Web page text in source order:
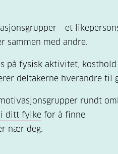
- et
sammen med andre.
på fysisk aktivitet,
deltakerne hverandre til
rundt
ditt fylke for å finne
nær deg.